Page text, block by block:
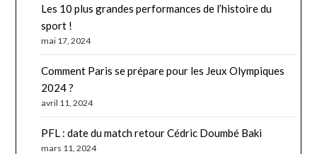
Les 10 plus grandes performances de l’histoire du
sport !
mai 17, 2024
Comment Paris se prépare pour les Jeux Olympiques
2024 ?
avril 11, 2024
PFL : date du match retour Cédric Doumbé Baki
mars 11, 2024